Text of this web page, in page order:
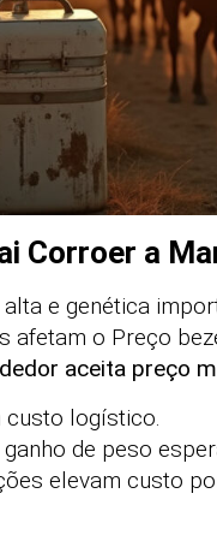
Corroer a
e genética
afetam o Preço
aceita preço
custo logístico.
de peso
elevam custo